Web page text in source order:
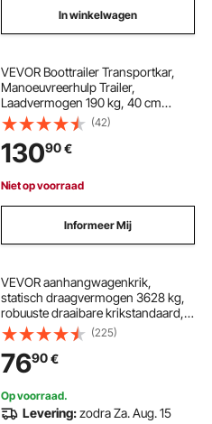
In winkelwagen
VEVOR Boottrailer Transportkar,
Manoeuvreerhulp Trailer,
Laadvermogen 190 kg, 40 cm
Luchtbanden, Koolstofstaal,
Antislipbeugel, Voor het
verplaatsen van kajaks, motorboten
en visboten
(42)
13090€
Niet op voorraad
Informeer Mij
VEVOR aanhangwagenkrik,
statisch draagvermogen 3628 kg,
robuuste draaibare krikstandaard,
195-1005 mm parkeerkrik met
handgreep voor caravantrailers,
paardentrailers, aanhangwagens
en jachttrailers
(225)
7690€
Op voorraad.
Levering:zodra Za. Aug. 15